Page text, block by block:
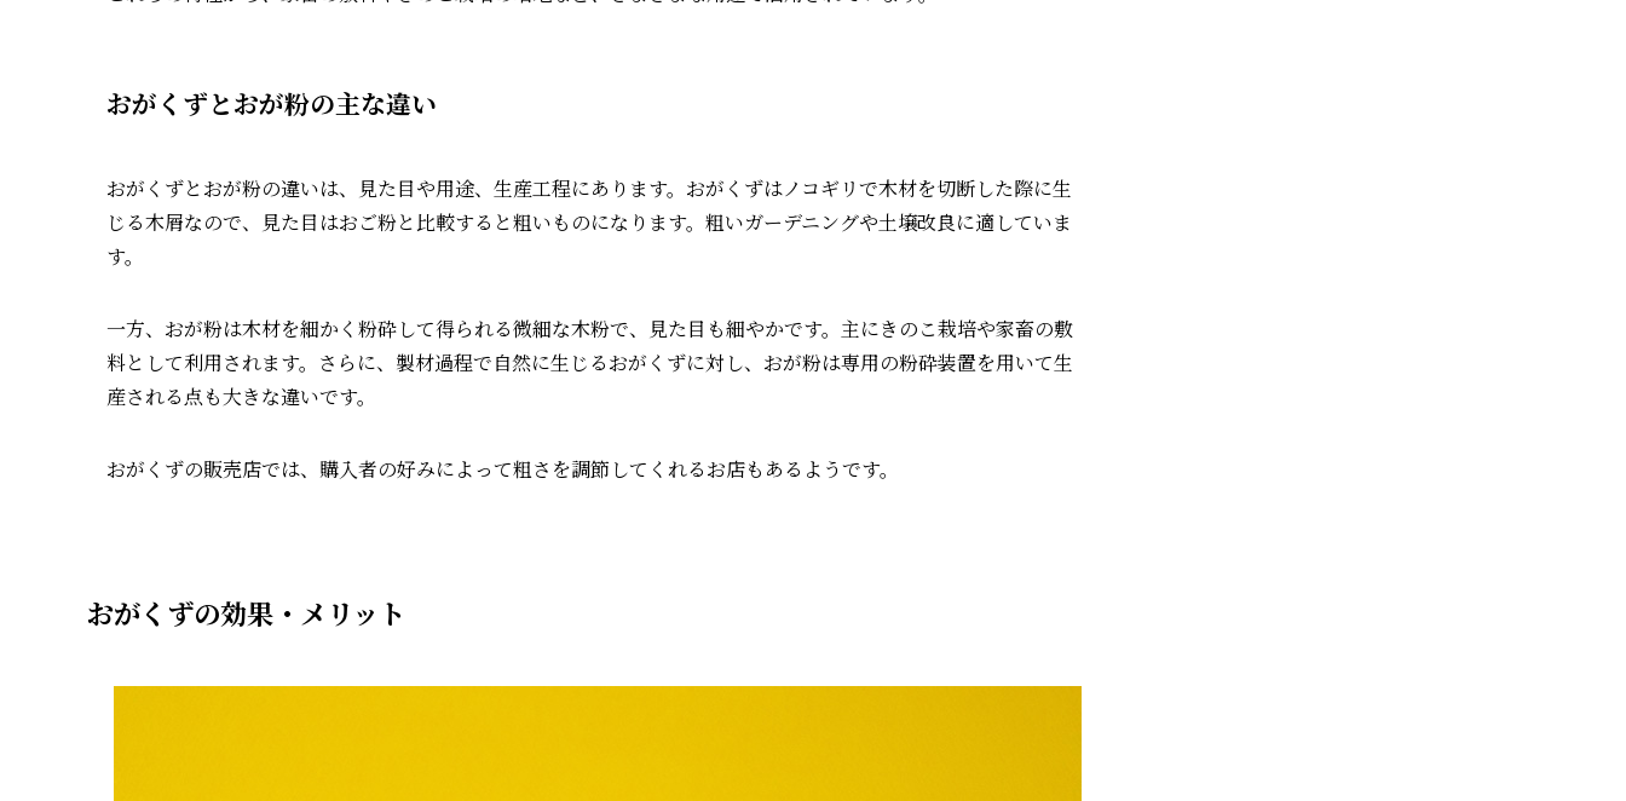
おがくずとおが粉の主な違い
おがくずとおが粉の違いは、見た目や用途、生産工程にあります。おがくずはノコギリで木材を切断した際に生
じる木屑なので、見た目はおご粉と比較すると粗いものになります。粗いガーデニングや土壌改良に適していま
す。
一方、おが粉は木材を細かく粉砕して得られる微細な木粉で、見た目も細やかです。主にきのこ栽培や家畜の敷
料として利用されます。さらに、製材過程で自然に生じるおがくずに対し、おが粉は専用の粉砕装置を用いて生
産される点も大きな違いです。
おがくずの販売店では、購入者の好みによって粗さを調節してくれるお店もあるようです。
おがくずの効果・メリット